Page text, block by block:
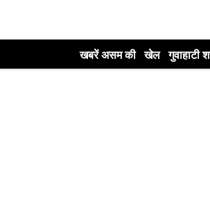
खबरें असम की खेल गुवाहाटी